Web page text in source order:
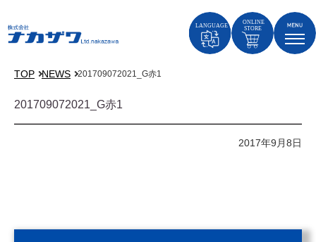
TOP NEWS 201709072021_G赤1
201709072021_G赤1
2017年9月8日